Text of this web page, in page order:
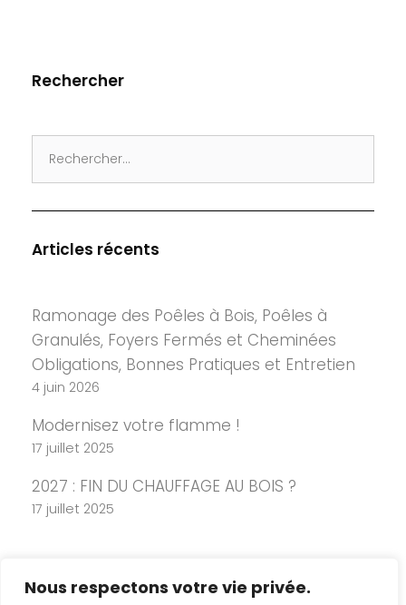
Nous respectons votre vie privée.
Rechercher
for:
Articles récents
Ramonage des Poêles à Bois, Poêles à
Granulés, Foyers Fermés et Cheminées
Obligations, Bonnes Pratiques et Entretien
4 juin 2026
Modernisez votre flamme !
17 juillet 2025
2027 : FIN DU CHAUFFAGE AU BOIS ?
17 juillet 2025